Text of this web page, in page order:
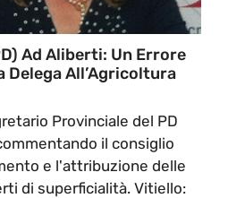
Ad Aliberti: Un Errore
Delega All’Agricoltura
Provinciale del PD
il consiglio
e l'attribuzione delle
di superficialità. Vitiello: